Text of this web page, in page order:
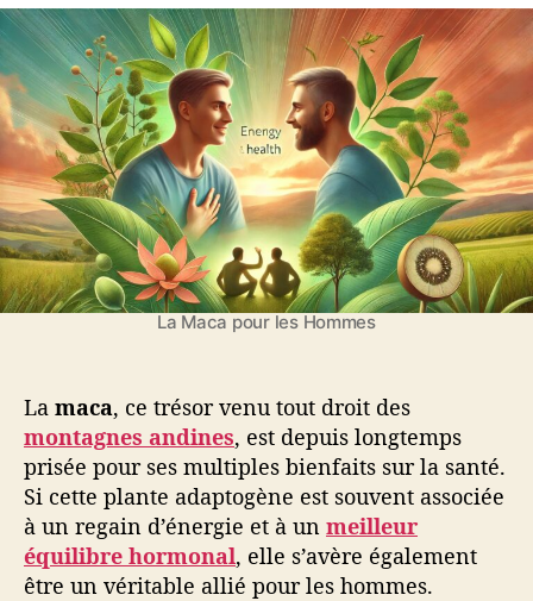
M
a
r
d
e
l
’
a
r
t
i
c
l
e
’
a
r
t
i
c
l
e
L
a
m
a
c
a
p
u
r
l
e
s
m
e
s
:
v
i
t
La Maca pour les Hommes
La maca, ce trésor venu tout droit des
montagnes andines, est depuis longtemps
prisée pour ses multiples bienfaits sur la santé.
Si cette plante adaptogène est souvent associée
à un regain d’énergie et à un meilleur
équilibre hormonal, elle s’avère également
être un véritable allié pour les hommes.